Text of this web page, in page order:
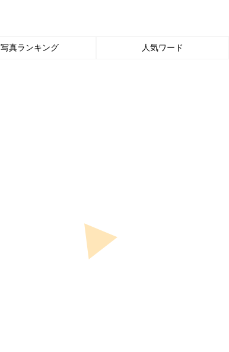
写真ランキング 人気ワード